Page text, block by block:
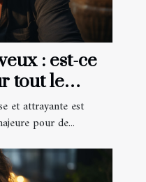
: est-ce
tout le
et attrayante est
pour de...